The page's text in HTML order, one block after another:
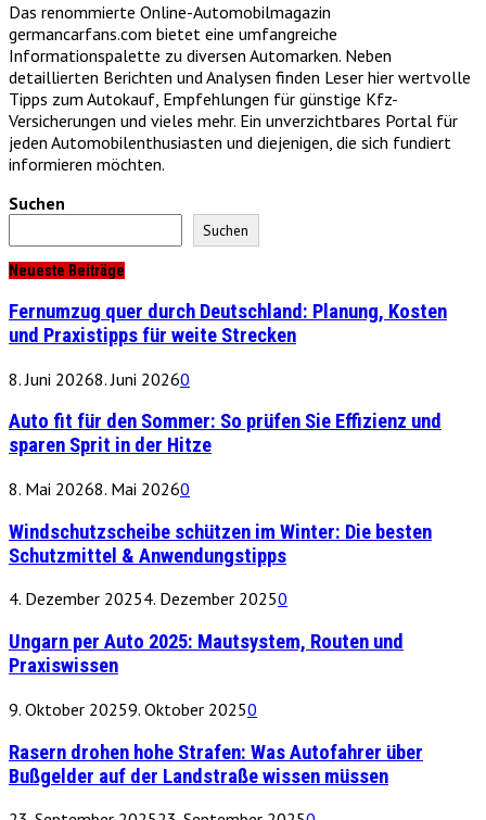
Das renommierte Online-Automobilmagazin
germancarfans.com bietet eine umfangreiche
Informationspalette zu diversen Automarken. Neben
detaillierten Berichten und Analysen finden Leser hier wertvolle
Tipps zum Autokauf, Empfehlungen für günstige Kfz-
Versicherungen und vieles mehr. Ein unverzichtbares Portal für
jeden Automobilenthusiasten und diejenigen, die sich fundiert
informieren möchten.
Suchen
Suchen
Neueste Beiträge
Fernumzug quer durch Deutschland: Planung, Kosten
und Praxistipps für weite Strecken
8. Juni 20268. Juni 20260
Auto fit für den Sommer: So prüfen Sie Effizienz und
sparen Sprit in der Hitze
8. Mai 20268. Mai 20260
Windschutzscheibe schützen im Winter: Die besten
Schutzmittel & Anwendungstipps
4. Dezember 20254. Dezember 20250
Ungarn per Auto 2025: Mautsystem, Routen und
Praxiswissen
9. Oktober 20259. Oktober 20250
Rasern drohen hohe Strafen: Was Autofahrer über
Bußgelder auf der Landstraße wissen müssen